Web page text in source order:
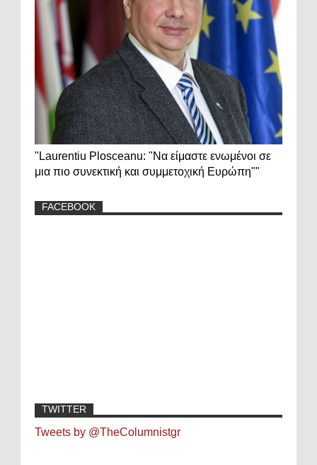
"Laurentiu Plosceanu: "Να είμαστε ενωμένοι σε
μια πιο συνεκτική και συμμετοχική Ευρώπη""
FACEBOOK
TWITTER
Tweets by @TheColumnistgr